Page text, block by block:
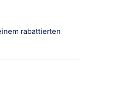
rabattierten